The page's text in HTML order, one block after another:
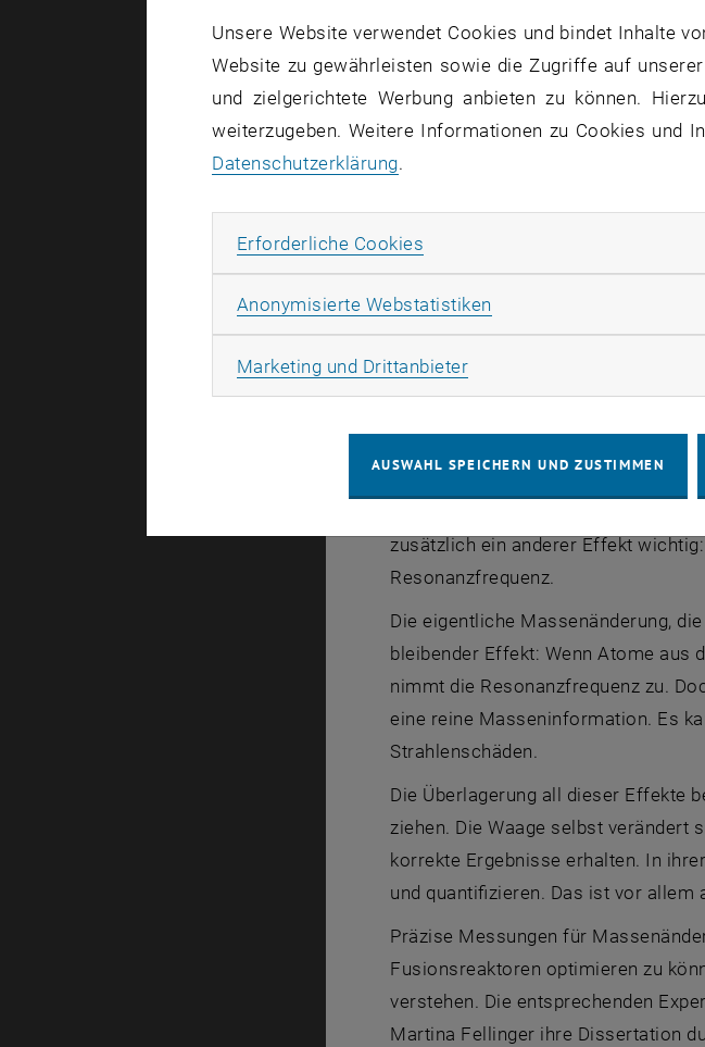
Materialforschung und in der
man an die absolute Grenze des
gemeinsam mit Partnern der
hochenergetischer Ionenstrahl
Bei den im Zuge der Studie
Forscherinnen und Forscher nicht
System reagiert durchaus komplex
Zeitskalen, die sich gegenseitig
Wenn der Ionenstrahl den Kristall
Resonanzfrequenz.“ Besonders
trifft. „Kleine Positionsänderungen
zusätzlich ein anderer Effekt
Resonanzfrequenz.
Die eigentliche Massenänderung,
bleibender Effekt: Wenn Atome aus
nimmt die Resonanzfrequenz zu.
eine reine Masseninformation. Es
Strahlenschäden.
Die Überlagerung all dieser Effekte
ziehen. Die Waage selbst verändert
korrekte Ergebnisse erhalten. In
und quantifizieren. Das ist vor allem
Präzise Messungen für
Fusionsreaktoren optimieren zu
verstehen. Die entsprechenden
Martina Fellinger ihre Dissertation
Unsere Website verwendet Cookies und bindet Inhalte
Website zu gewährleisten sowie die Zugriffe auf
und zielgerichtete Werbung anbieten zu können.
weiterzugeben. Weitere Informationen zu Cookies und
Datenschutzerklärung.
Erforderliche Cookies
Anonymisierte Webstatistiken
Marketing und DrittanbieterMarketing Cookies zulassen
AUSWAHL SPEICHERN UND ZUSTIMMEN